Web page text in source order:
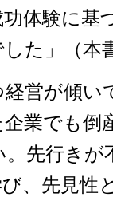
体験に基
た」（本
営が傾い
業でも倒
先行きが
、先見性